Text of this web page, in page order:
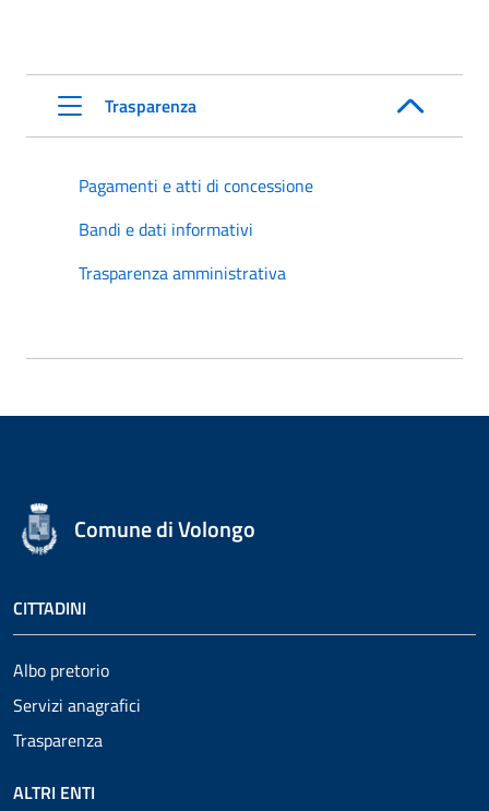
Trasparenza
Pagamenti e atti di concessione
Bandi e dati informativi
Trasparenza amministrativa
Comune di Volongo
CITTADINI
Albo pretorio
Servizi anagrafici
Trasparenza
ALTRI ENTI